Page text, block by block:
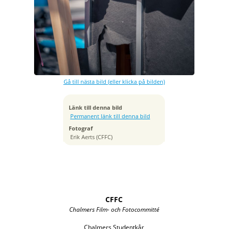
Gå till nästa bild (eller klicka på bilden)
Länk till denna bild
Permanent länk till denna bild
Fotograf
Erik Aerts (CFFC)
Exponeringstid
1/1250 sek
Bländare
f/2.8
Kamera
Canon EOS R6
Tagen
ISO
100
Brännvidd
172 mm
CFFC
Chalmers Film- och Fotocommitté